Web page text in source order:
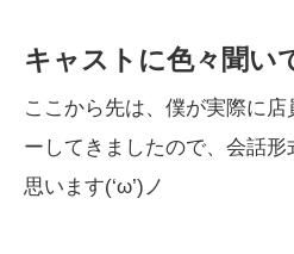
キャストに色々聞い
ここから先は、僕が実際に店
ーしてきましたので、会話
思います(‘ω’)ノ